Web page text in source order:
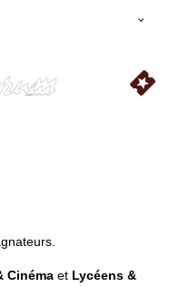
Cinéma et Lycéens &